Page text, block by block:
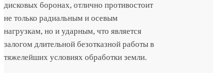
дисковых боронах, отлично противостоит
не только радиальным и осевым
нагрузкам, но и ударным, что является
залогом длительной безотказной работы в
тяжелейших условиях обработки земли.